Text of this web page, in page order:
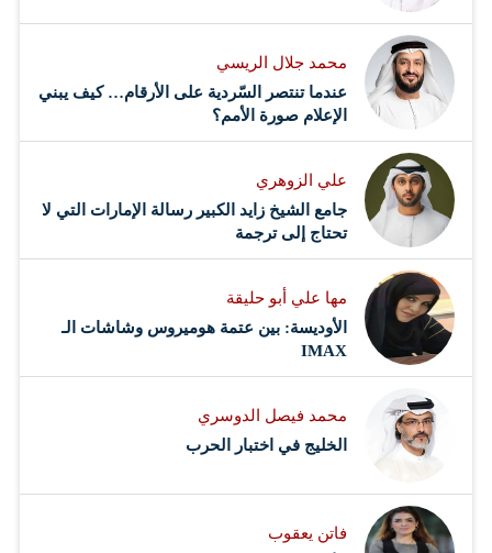
محمد جلال الريسي
عندما تنتصر السّردية على الأرقام… كيف يبني
الإعلام صورة الأمم؟
علي الزوهري
جامع الشيخ زايد الكبير رسالة الإمارات التي لا
تحتاج إلى ترجمة
مها علي أبو حليقة
الأوديسة: بين عتمة هوميروس وشاشات الـ
IMAX
محمد فيصل الدوسري ​
‏الخليج في اختبار الحرب
فاتن يعقوب